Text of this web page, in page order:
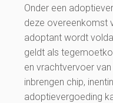
Onder een
deze overeenkomst
adoptant wordt
geldt als
en vrachtvervoer
inbrengen chip,
adoptievergoeding